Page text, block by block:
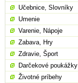
Učebnice, Slovníky
Umenie
Varenie, Nápoje
Zabava, Hry
Zdravie, Šport
Darčekové poukážky
Životné príbehy